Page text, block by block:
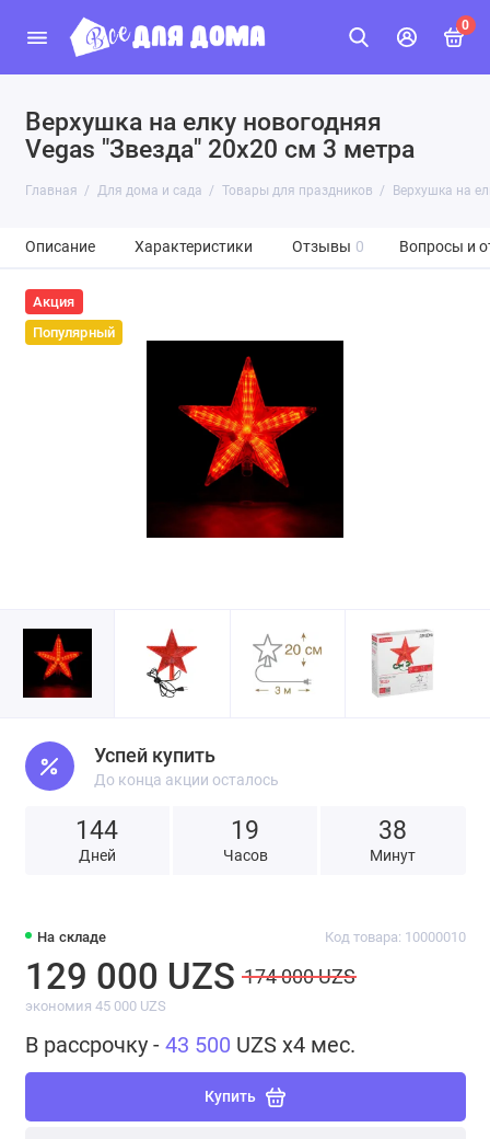
0
Верхушка на елку новогодняя
Vegas "Звезда" 20х20 см 3 метра
Главная Для дома и сада Товары для праздников Верхушка на
Описание Характеристики Отзывы 0 Вопросы и
Акция
Популярный
Успей купить
До конца акции осталось
144
Дней
19
Часов
38
Минут
На складе Код товара: 10000010
129 000 UZS 174 000 UZS
экономия 45 000 UZS
В рассрочку - 43 500 UZS x4 мес.
Купить